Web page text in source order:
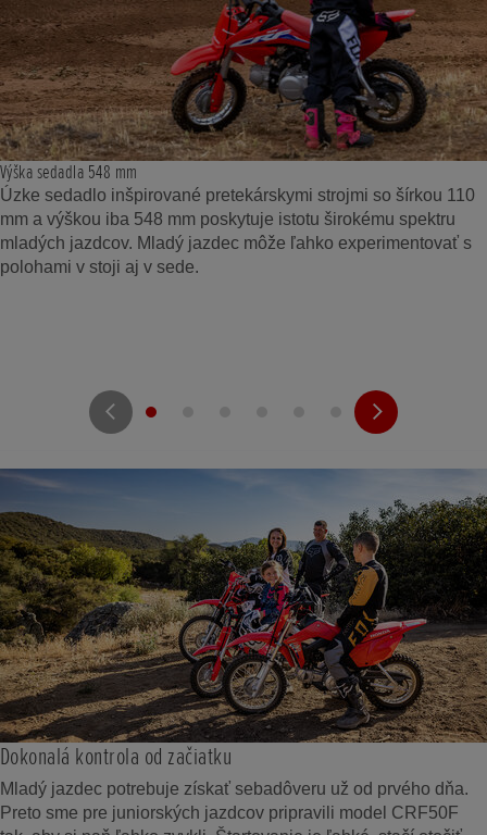
Výška sedadla 548 mm
Úzke sedadlo inšpirované pretekárskymi strojmi so šírkou 110
mm a výškou iba 548 mm poskytuje istotu širokému spektru
mladých jazdcov. Mladý jazdec môže ľahko experimentovať s
polohami v stoji aj v sede.
Dokonalá kontrola od začiatku
Mladý jazdec potrebuje získať sebadôveru už od prvého dňa.
Preto sme pre juniorských jazdcov pripravili model CRF50F